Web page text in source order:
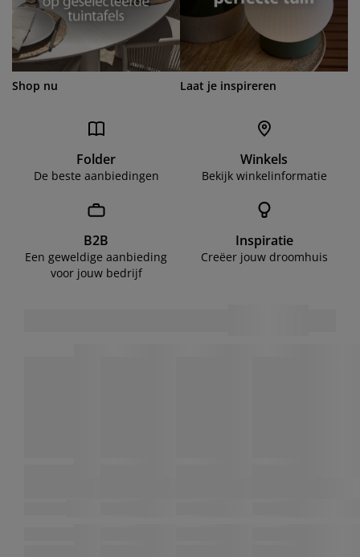
Shop nu Laat je inspireren
Folder
De beste aanbiedingen
Winkels
Bekijk winkelinformatie
B2B
Een geweldige aanbieding
voor jouw bedrijf
Inspiratie
Creëer jouw droomhuis